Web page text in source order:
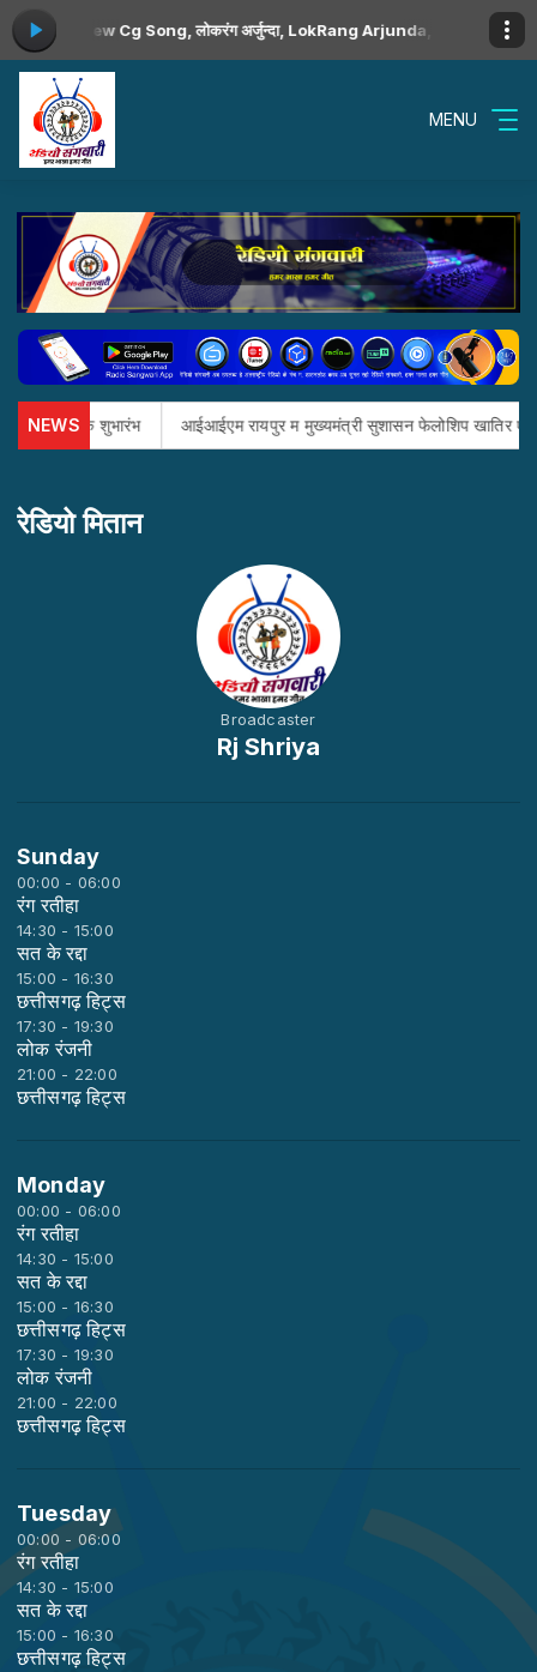
, New Cg Song, लोकरंग अर्जुन्दा, LokRang Arjunda, Deepak
MENU
NEWS
Skill के शुभारंभ आईआईएम रायपुर म मुख्यमंत्री सुशासन फेलोशिप खातिर
रेडियो मितान
Broadcaster
Rj Shriya
Sunday
00:00 - 06:00
रंग रतीहा
14:30 - 15:00
सत के रद्दा
15:00 - 16:30
छत्तीसगढ़ हिट्स
17:30 - 19:30
लोक रंजनी
21:00 - 22:00
छत्तीसगढ़ हिट्स
Monday
00:00 - 06:00
रंग रतीहा
14:30 - 15:00
सत के रद्दा
15:00 - 16:30
छत्तीसगढ़ हिट्स
17:30 - 19:30
लोक रंजनी
21:00 - 22:00
छत्तीसगढ़ हिट्स
Tuesday
00:00 - 06:00
रंग रतीहा
14:30 - 15:00
सत के रद्दा
15:00 - 16:30
छत्तीसगढ़ हिट्स